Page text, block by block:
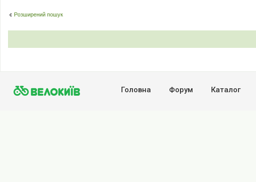
Розширений пошук
Головна Форум Каталог